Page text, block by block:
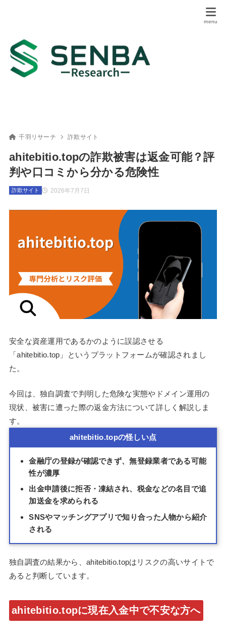
千羽リサーチ 詐欺サイト
ahitebitio.topの詐欺被害は返金可能？評
判や口コミから分かる危険性
2026年7月7日
詐欺サイト
安全な資産運用であるかのように誤認させる
「ahitebitio.top」というプラットフォームが確認されまし
た。
今回は、独自調査で判明した危険な実態やドメイン運用の
現状、被害に遭った際の返金方法について詳しく解説しま
す。
ahitebitio.topの怪しい点
金融庁の登録が確認できず、無登録業者である可能
性が濃厚
出金申請後に拒否・凍結され、税金などの名目で追
加送金を求められる
SNSやマッチングアプリで知り合った人物から紹介
される
独自調査の結果から、ahitebitio.topはリスクの高いサイトで
あると判断しています。
ahitebitio.topに現在入金中で不安な方へ